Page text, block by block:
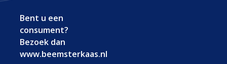
Bent u een
consument?
Bezoek dan
www.beemsterkaas.nl